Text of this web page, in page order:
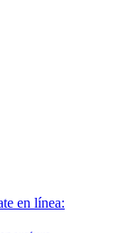
en línea: